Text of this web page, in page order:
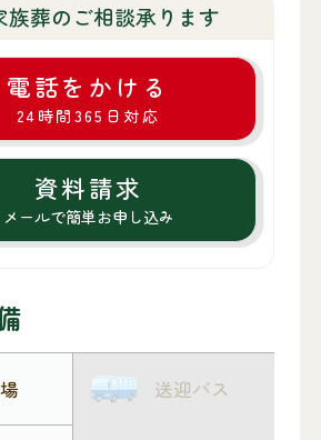
族葬のご相談承ります
電話をかける
24時間365日対応
資料請求
メールで簡単お申し込み
送迎バス